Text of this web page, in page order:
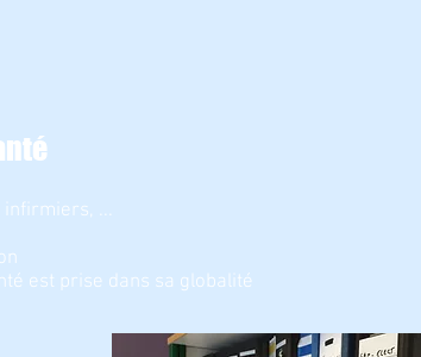
...
est prise dans sa globalité